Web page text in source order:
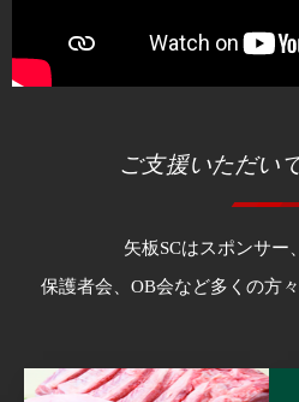
ご支援いただい
矢板SCはスポンサー
保護者会、OB会など多くの方